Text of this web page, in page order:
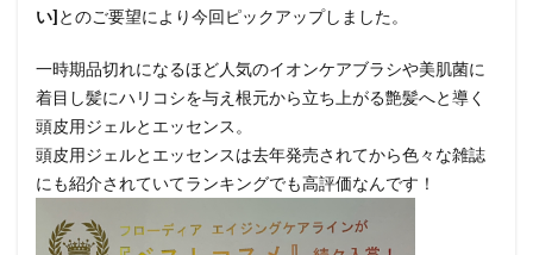
い]とのご要望により今回ピックアップしました。
一時期品切れになるほど人気のイオンケアブラシや美肌菌に
着目し髪にハリコシを与え根元から立ち上がる艶髪へと導く
頭皮用ジェルとエッセンス。
頭皮用ジェルとエッセンスは去年発売されてから色々な雑誌
にも紹介されていてランキングでも高評価なんです！